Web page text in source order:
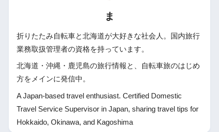
ま
折りたたみ自転車と北海道が大好きな社会人。国内旅行
業務取扱管理者の資格を持っています。
北海道・沖縄・鹿児島の旅行情報と、自転車旅のはじめ
方をメインに発信中。
A Japan-based travel enthusiast. Certified Domestic
Travel Service Supervisor in Japan, sharing travel tips for
Hokkaido, Okinawa, and Kagoshima